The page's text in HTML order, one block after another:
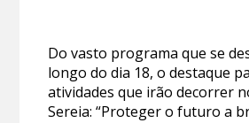
Do vasto programa que se
longo do dia 18, o destaque
atividades que irão decorrer
Sereia: “Proteger o futuro a